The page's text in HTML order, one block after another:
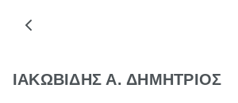
ΙΑΚΩΒΙΔΗΣ Α. ΔΗΜΗΤΡΙΟΣ